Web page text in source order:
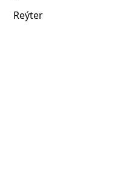
Reýter